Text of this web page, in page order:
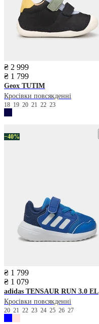
₴ 2 999
₴ 1 799
Geox TUTIM
Кросівки повсякденні
18 19 20 21 22 23
−40%
₴ 1 799
₴ 1 079
adidas TENSAUR RUN 3.0 EL
Кросівки повсякденні
20 21 22 23 24 25 26 27